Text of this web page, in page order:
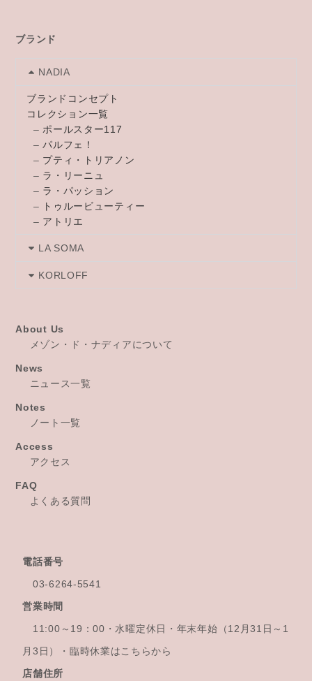
ブランド
NADIA
ブランドコンセプト
コレクション一覧
– ポールスター117
–パルフェ！
– プティ・トリアノン
– ラ・リーニュ
– ラ・パッション
–
トゥルービューティー
– アトリエ
LA SOMA
KORLOFF
About Us
メゾン・ド・ナディアについて
News
ニュース一覧
Notes
ノート一覧
Access
アクセス
FAQ
よくある質問
電話番号
03-6264-5541
営業時間
11:00～19：00・水曜定休日・年末年始 （12月31日～1
月3日）・臨時休業はこちらから
店舗住所